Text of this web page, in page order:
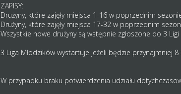
ZAPISY:
Drużyny, które zajęły miejsca 1-16 w poprzednim
Drużyny, które zajęły miejsca 17-32 w poprzednim
Wszystkie nowe drużyny są wstępnie zgłoszone do 3 Ligi
3 Liga Młodzików wystartuje jeżeli będzie przynajmniej 8
W przypadku braku potwierdzenia udziału